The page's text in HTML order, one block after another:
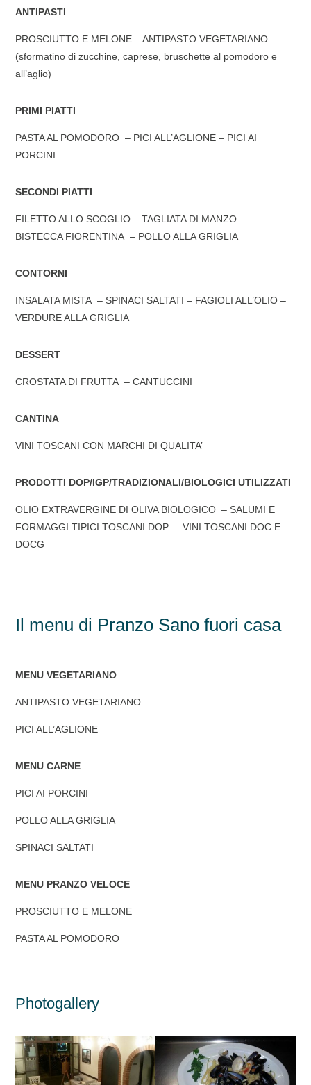
ANTIPASTI
PROSCIUTTO E MELONE – ANTIPASTO VEGETARIANO
(sformatino di zucchine, caprese, bruschette al pomodoro e
all’aglio)
PRIMI PIATTI
PASTA AL POMODORO – PICI ALL’AGLIONE – PICI AI
PORCINI
SECONDI PIATTI
FILETTO ALLO SCOGLIO – TAGLIATA DI MANZO –
BISTECCA FIORENTINA – POLLO ALLA GRIGLIA
CONTORNI
INSALATA MISTA – SPINACI SALTATI – FAGIOLI ALL’OLIO –
VERDURE ALLA GRIGLIA
DESSERT
CROSTATA DI FRUTTA – CANTUCCINI
CANTINA
VINI TOSCANI CON MARCHI DI QUALITA’
PRODOTTI DOP/IGP/TRADIZIONALI/BIOLOGICI UTILIZZATI
OLIO EXTRAVERGINE DI OLIVA BIOLOGICO – SALUMI E
FORMAGGI TIPICI TOSCANI DOP – VINI TOSCANI DOC E
DOCG
Il menu di Pranzo Sano fuori casa
MENU VEGETARIANO
ANTIPASTO VEGETARIANO
PICI ALL’AGLIONE
MENU CARNE
PICI AI PORCINI
POLLO ALLA GRIGLIA
SPINACI SALTATI
MENU PRANZO VELOCE
PROSCIUTTO E MELONE
PASTA AL POMODORO
Photogallery